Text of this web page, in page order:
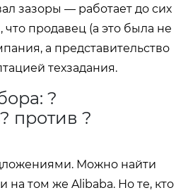
зазоры — работает до сих
продавец (а это была не
а представительство
техзадания.
?
против ?
Можно найти
на том же Alibaba. Но те, кто